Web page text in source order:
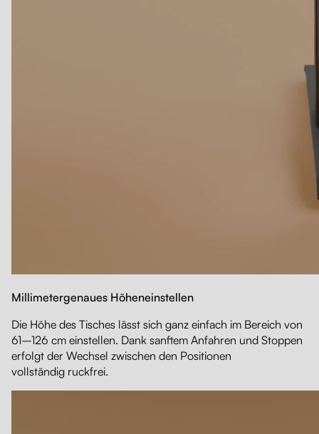
Millimetergenaues Höhen­einstellen
Die Höhe des Tisches lässt sich ganz einfach im Bereich von
61–126 cm einstellen. Dank sanftem Anfahren und Stoppen
erfolgt der Wechsel zwischen den Positionen
vollständig ruckfrei.